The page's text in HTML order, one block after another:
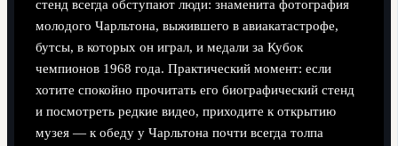
стенд всегда обступают люди: знаменита фотография
молодого Чарльтона, выжившего в авиакатастрофе,
бутсы, в которых он играл, и медали за Кубок
чемпионов 1968 года. Практический момент: если
хотите спокойно прочитать его биографический стенд
и посмотреть редкие видео, приходите к открытию
музея — к обеду у Чарльтона почти всегда толпа